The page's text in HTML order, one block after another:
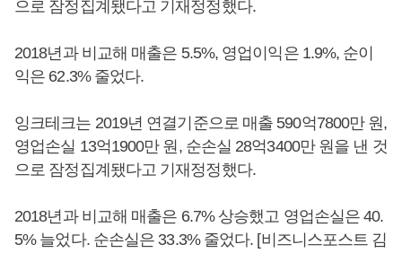
으로 잠정집계됐다고 기재정정했다.
2018년과 비교해 매출은 5.5%, 영업이익은 1.9%, 순이
익은 62.3% 줄었다.
잉크테크는 2019년 연결기준으로 매출 590억7800만 원,
영업손실 13억1900만 원, 순손실 28억3400만 원을 낸 것
으로 잠정집계됐다고 기재정정했다.
2018년과 비교해 매출은 6.7% 상승했고 영업손실은 40.
5% 늘었다. 순손실은 33.3% 줄었다. [비즈니스포스트 김